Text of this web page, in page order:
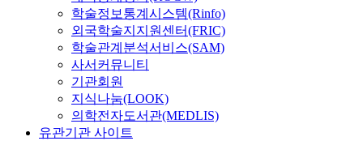
학술정보통계시스템(Rinfo)
외국학술지지원센터(FRIC)
학술관계분석서비스(SAM)
사서커뮤니티
기관회원
지식나눔(LOOK)
의학전자도서관(MEDLIS)
유관기관 사이트